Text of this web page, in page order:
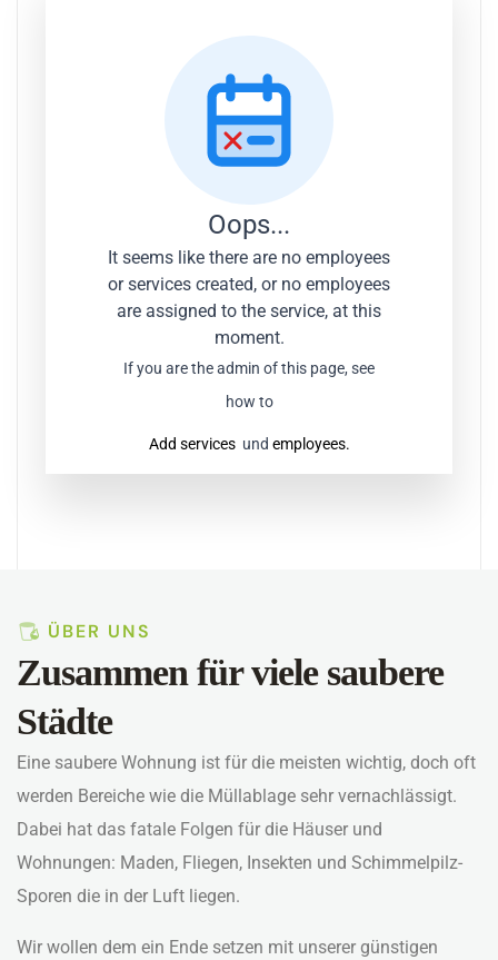
Oops...
It seems like there are no employees
or services created, or no employees
are assigned to the service, at this
moment.
If you are the admin of this page, see
how to
Add services und employees.
ÜBER UNS
Zusammen für viele saubere
Städte
Eine saubere Wohnung ist für die meisten wichtig, doch oft
werden Bereiche wie die Müllablage sehr vernachlässigt.
Dabei hat das fatale Folgen für die Häuser und
Wohnungen: Maden, Fliegen, Insekten und Schimmelpilz-
Sporen die in der Luft liegen.
Wir wollen dem ein Ende setzen mit unserer günstigen